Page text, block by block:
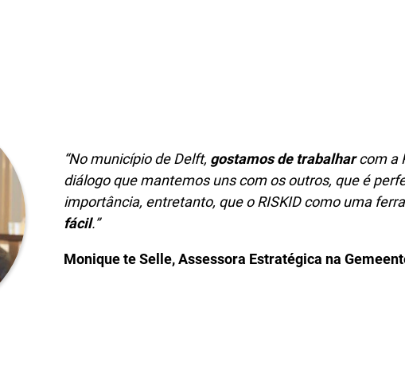
“No município de Delft, gostamos de trabalharcom a
diálogo que mantemos uns com os outros, que é
importância, entretanto, que o RISKID como uma
fácil.”
Monique te Selle, Assessora Estratégica na